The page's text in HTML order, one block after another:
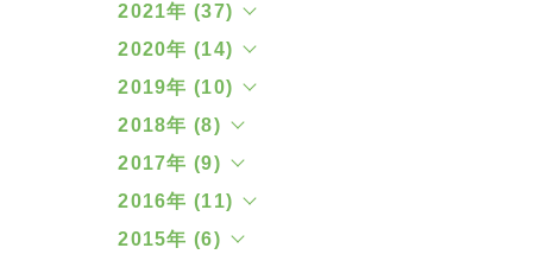
2021年 (37)
2020年 (14)
2019年 (10)
2018年 (8)
2017年 (9)
2016年 (11)
2015年 (6)